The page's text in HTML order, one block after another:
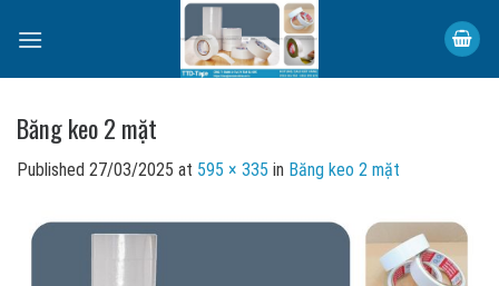
Băng keo 2 mặt
Published 27/03/2025 at 595 × 335 in Băng keo 2 mặt